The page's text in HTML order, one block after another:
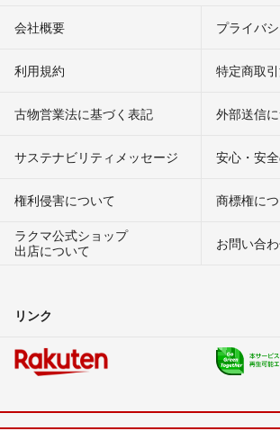
会社概要 プライバ
利用規約 特定商取
古物営業法に基づく表記 外部送信
サステナビリティメッセージ 安心・安
権利侵害について
商標権に
ラクマ公式ショップ
出店について
お問い合
リンク